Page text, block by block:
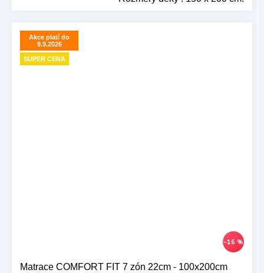
Akce platí do
9.9.2026
SUPER CENA
–16 %
Matrace COMFORT FIT 7 zón 22cm - 100x200cm